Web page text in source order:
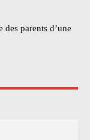
parents d’une